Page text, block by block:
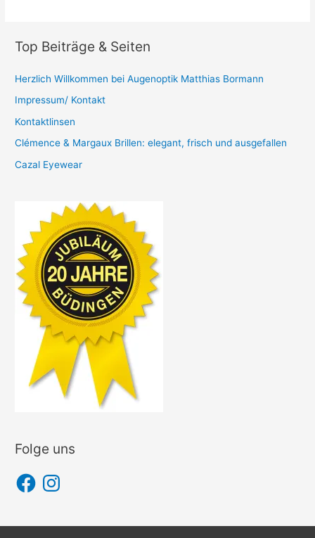
Top Beiträge & Seiten
Herzlich Willkommen bei Augenoptik Matthias Bormann
Impressum/ Kontakt
Kontaktlinsen
Clémence & Margaux Brillen: elegant, frisch und ausgefallen
Cazal Eyewear
Folge uns
F
a
c
n
s